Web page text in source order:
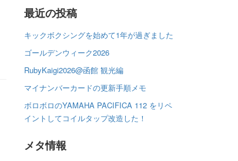
最近の投稿
キックボクシングを始めて1年が過ぎました
ゴールデンウィーク2026
RubyKaigi2026@函館 観光編
マイナンバーカードの更新手順メモ
ボロボロのYAMAHA PACIFICA 112 をリペ
イントしてコイルタップ改造した！
メタ情報